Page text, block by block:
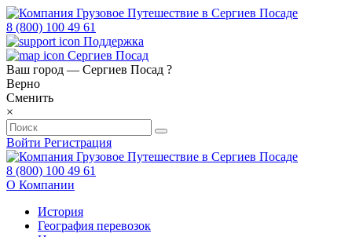
8 (800) 100 49 61
Поддержка
Сергиев Посад
Ваш город — Сергиев Посад ?
Верно
Сменить
×
Войти Регистрация
8 (800) 100 49 61
О Компании
История
География перевозок